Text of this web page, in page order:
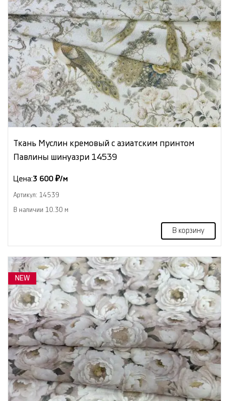
Ткань Муслин кремовый с азиатским принтом
Павлины шинуазри 14539
Цена:3 600 ₽/м
Артикул: 14539
В наличии 10.30 м
В корзину
NEW